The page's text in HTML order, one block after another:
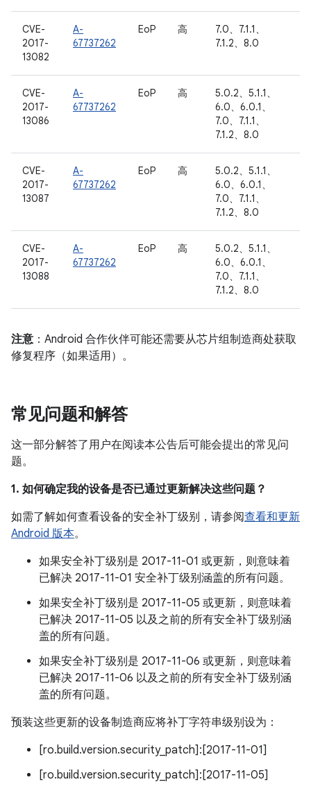
CVE-
2017-
13082
A-
67737262
EoP 高
7.0、7.1.1、
7.1.2、8.0
CVE-
2017-
13086
A-
67737262
EoP 高
5.0.2、5.1.1、
6.0、6.0.1、
7.0、7.1.1、
7.1.2、8.0
CVE-
2017-
13087
A-
67737262
EoP 高
5.0.2、5.1.1、
6.0、6.0.1、
7.0、7.1.1、
7.1.2、8.0
CVE-
2017-
13088
A-
67737262
EoP 高
5.0.2、5.1.1、
6.0、6.0.1、
7.0、7.1.1、
7.1.2、8.0
注意：Android 合作伙伴可能还需要从芯片组制造商处获取
修复程序（如果适用）。
常见问题和解答
这一部分解答了用户在阅读本公告后可能会提出的常见问
题。
1. 如何确定我的设备是否已通过更新解决这些问题？
如需了解如何查看设备的安全补丁级别，请参阅查看和更新
Android 版本。
如果安全补丁级别是 2017-11-01 或更新，则意味着
已解决 2017-11-01 安全补丁级别涵盖的所有问题。
如果安全补丁级别是 2017-11-05 或更新，则意味着
已解决 2017-11-05 以及之前的所有安全补丁级别涵
盖的所有问题。
如果安全补丁级别是 2017-11-06 或更新，则意味着
已解决 2017-11-06 以及之前的所有安全补丁级别涵
盖的所有问题。
预装这些更新的设备制造商应将补丁字符串级别设为：
[ro.build.version.security_patch]:[2017-11-01]
[ro.build.version.security_patch]:[2017-11-05]